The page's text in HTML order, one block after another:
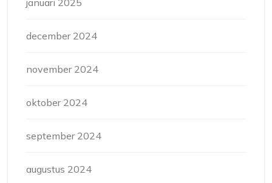
januari 2025
december 2024
november 2024
oktober 2024
september 2024
augustus 2024